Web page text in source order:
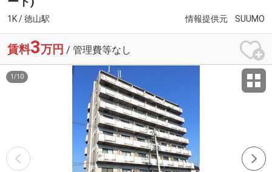
1K / 徳山駅 情報提供元 SUUMO
賃料3万円 / 管理費等なし
1 /10